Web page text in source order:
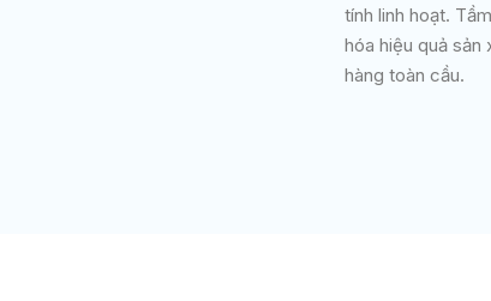
tính linh hoạt.
hóa hiệu quả
hàng toàn cầu.